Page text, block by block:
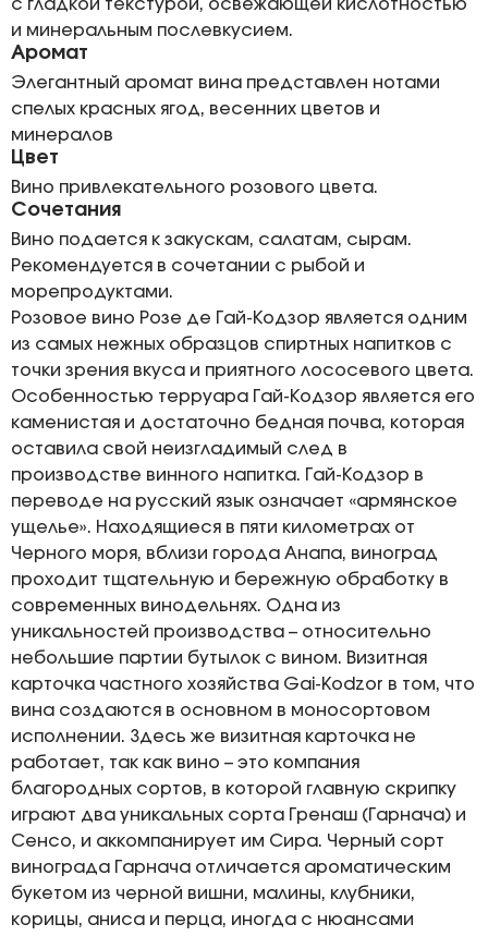
с гладкой текстурой, освежающей кислотностью
и минеральным послевкусием.
Аромат
Элегантный аромат вина представлен нотами
спелых красных ягод, весенних цветов и
минералов
Цвет
Вино привлекательного розового цвета.
Сочетания
Вино подается к закускам, салатам, сырам.
Рекомендуется в сочетании с рыбой и
морепродуктами.
Розовое вино Розе де Гай-Кодзор является одним
из самых нежных образцов спиртных напитков с
точки зрения вкуса и приятного лососевого цвета.
Особенностью терруара Гай-Кодзор является его
каменистая и достаточно бедная почва, которая
оставила свой неизгладимый след в
производстве винного напитка. Гай-Кодзор в
переводе на русский язык означает «армянское
ущелье». Находящиеся в пяти километрах от
Черного моря, вблизи города Анапа, виноград
проходит тщательную и бережную обработку в
современных винодельнях. Одна из
уникальностей производства – относительно
небольшие партии бутылок с вином. Визитная
карточка частного хозяйства Gai-Kodzor в том, что
вина создаются в основном в моносортовом
исполнении. Здесь же визитная карточка не
работает, так как вино – это компания
благородных сортов, в которой главную скрипку
играют два уникальных сорта Гренаш (Гарнача) и
Сенсо, и аккомпанирует им Сира. Черный сорт
винограда Гарнача отличается ароматическим
букетом из черной вишни, малины, клубники,
корицы, аниса и перца, иногда с нюансами